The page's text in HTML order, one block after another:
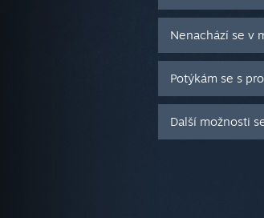
Nenachází se v
Potýkám se s
Další možnosti